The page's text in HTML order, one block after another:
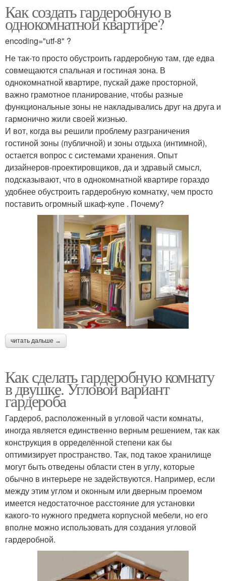
Как создать гардеробную в
однокомнатной квартире?
encoding="utf-8" ?
Не так-то просто обустроить гардеробную там, где едва
совмещаются спальная и гостиная зона. В
однокомнатной квартире, пускай даже просторной,
важно грамотное планирование, чтобы разные
функциональные зоны не накладывались друг на друга и
гармонично жили своей жизнью.
И вот, когда вы решили проблему разграничения
гостиной зоны (публичной) и зоны отдыха (интимной),
остается вопрос с системами хранения. Опыт
дизайнеров-проектировщиков, да и здравый смысл,
подсказывают, что в однокомнатной квартире гораздо
удобнее обустроить гардеробную комнатку, чем просто
поставить огромный шкаф-купе . Почему?
читать дальше →
Как сделать гардеробную комнату
в двушке. Угловой вариант
гардероба
Гардероб, расположенный в угловой части комнаты,
иногда является единственно верным решением, так как
конструкция в орределённой степени как бы
оптимизирует пространство. Так, под такое хранилище
могут быть отведены области стен в углу, которые
обычно в интерьере не задействуются. Например, если
между этим углом и оконным или дверным проемом
имеется недостаточное расстояние для установки
какого-то нужного предмета корпусной мебели, но его
вполне можно использовать для создания угловой
гардеробной.